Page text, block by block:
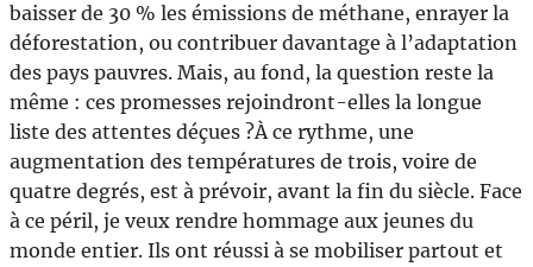
baisser de 30 % les émissions de méthane, enrayer la
déforestation, ou contribuer davantage à l’adaptation
des pays pauvres. Mais, au fond, la question reste la
même : ces promesses rejoindront-elles la longue
liste des attentes déçues ?À ce rythme, une
augmentation des températures de trois, voire de
quatre degrés, est à prévoir, avant la fin du siècle. Face
à ce péril, je veux rendre hommage aux jeunes du
monde entier. Ils ont réussi à se mobiliser partout et